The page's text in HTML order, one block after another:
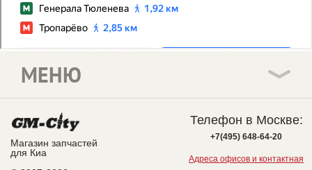
Магазин запчастей
для Киа
МЕНЮ
Телефон в Москве:
+7(495) 648-64-20
Адреса офисов и контактная